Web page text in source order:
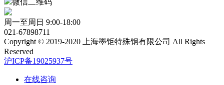
微信二维码
周一至周日 9:00-18:00
021-67898711
Copyright © 2019-2020 上海墨钜特殊钢有限公司 All Rights
Reserved
沪ICP备19025937号
在线咨询